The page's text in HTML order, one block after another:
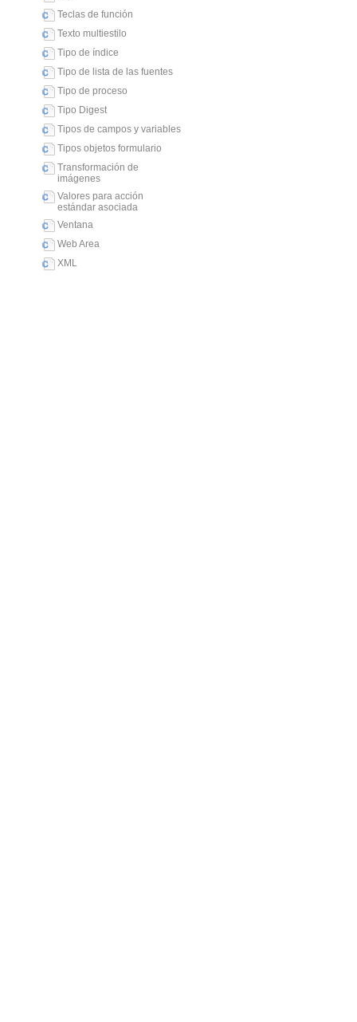
Teclas de función
Texto multiestilo
Tipo de índice
Tipo de lista de las fuentes
Tipo de proceso
Tipo Digest
Tipos de campos y variables
Tipos objetos formulario
Transformación de
imágenes
Valores para acción
estándar asociada
Ventana
Web Area
XML